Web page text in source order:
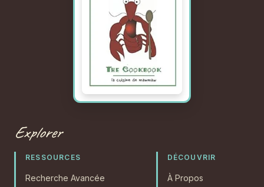
Explorer
RESSOURCES
Recherche Avancée
DÉCOUVRIR
À Propos